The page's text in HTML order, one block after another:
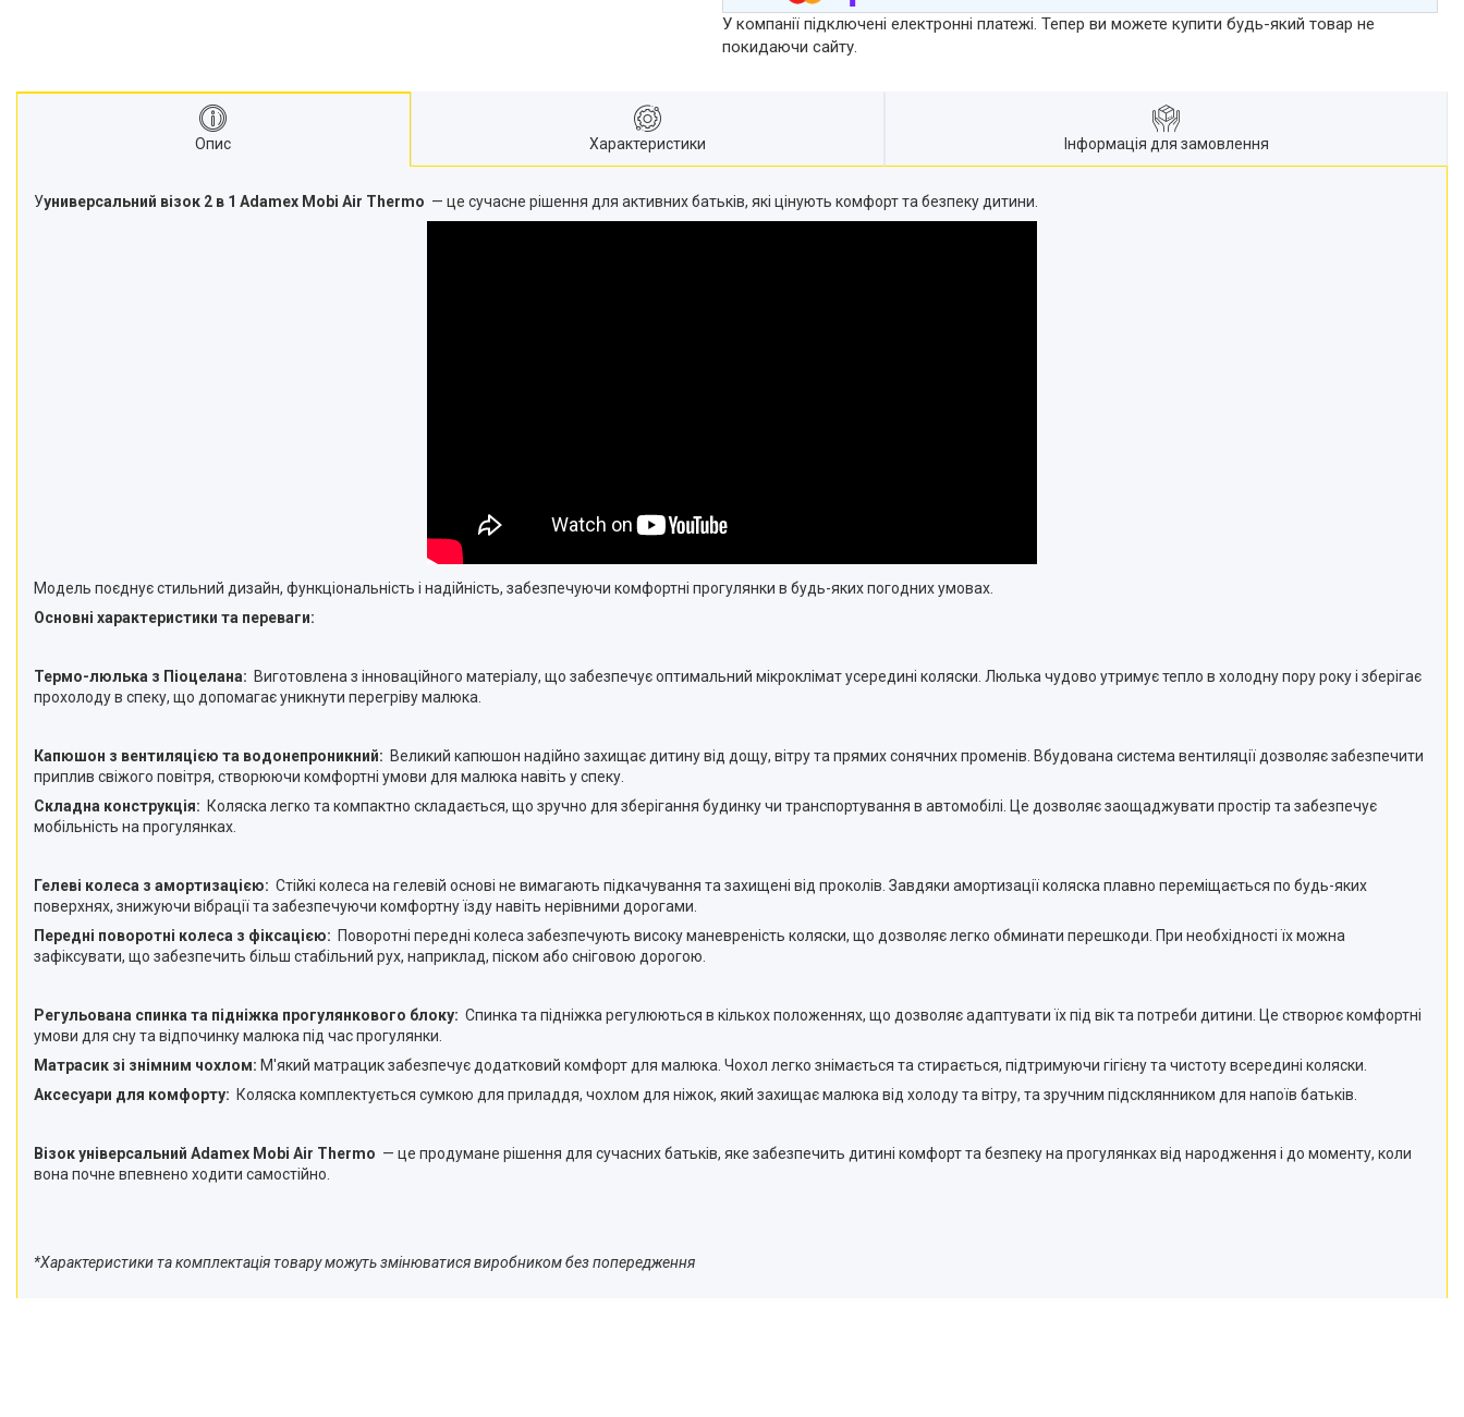
У компанії підключені електронні платежі. Тепер ви можете купити будь-який товар не
покидаючи сайту.
Опис Характеристики Інформація для замовлення
Ууниверсальний візок 2 в 1 Adamex Mobi Air Thermo — це сучасне рішення для активних батьків, які цінують комфорт та безпеку дитини.
Модель поєднує стильний дизайн, функціональність і надійність, забезпечуючи комфортні прогулянки в будь-яких погодних умовах.
Основні характеристики та переваги:
Термо-люлька з Піоцелана: Виготовлена з інноваційного матеріалу, що забезпечує оптимальний мікроклімат усередині коляски. Люлька чудово утримує тепло в холодну пору року і зберігає
прохолоду в спеку, що допомагає уникнути перегріву малюка.
Капюшон з вентиляцією та водонепроникний: Великий капюшон надійно захищає дитину від дощу, вітру та прямих сонячних променів. Вбудована система вентиляції дозволяє забезпечити
приплив свіжого повітря, створюючи комфортні умови для малюка навіть у спеку.
Складна конструкція: Коляска легко та компактно складається, що зручно для зберігання будинку чи транспортування в автомобілі. Це дозволяє заощаджувати простір та забезпечує
мобільність на прогулянках.
Гелеві колеса з амортизацією: Стійкі колеса на гелевій основі не вимагають підкачування та захищені від проколів. Завдяки амортизації коляска плавно переміщається по будь-яких
поверхнях, знижуючи вібрації та забезпечуючи комфортну їзду навіть нерівними дорогами.
Передні поворотні колеса з фіксацією: Поворотні передні колеса забезпечують високу маневреність коляски, що дозволяє легко обминати перешкоди. При необхідності їх можна
зафіксувати, що забезпечить більш стабільний рух, наприклад, піском або сніговою дорогою.
Регульована спинка та підніжка прогулянкового блоку: Спинка та підніжка регулюються в кількох положеннях, що дозволяє адаптувати їх під вік та потреби дитини. Це створює комфортні
умови для сну та відпочинку малюка під час прогулянки.
Матрасик зі знімним чохлом: М'який матрацик забезпечує додатковий комфорт для малюка. Чохол легко знімається та стирається, підтримуючи гігієну та чистоту всередині коляски.
Аксесуари для комфорту: Коляска комплектується сумкою для приладдя, чохлом для ніжок, який захищає малюка від холоду та вітру, та зручним підсклянником для напоїв батьків.
Візок універсальний Adamex Mobi Air Thermo — це продумане рішення для сучасних батьків, яке забезпечить дитині комфорт та безпеку на прогулянках від народження і до моменту, коли
вона почне впевнено ходити самостійно.
*Характеристики та комплектація товару можуть змінюватися виробником без попередження